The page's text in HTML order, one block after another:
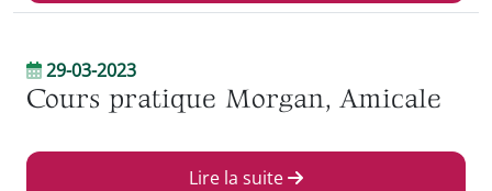
29-03-2023
Cours pratique Morgan, Amicale
Lire la suite